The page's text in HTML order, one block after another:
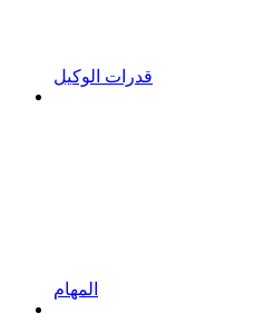
قدرات الوكيل
المهام